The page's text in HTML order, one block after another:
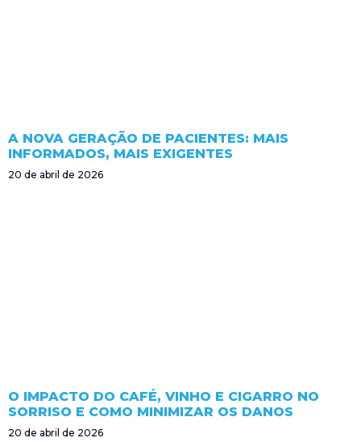
A NOVA GERAÇÃO DE PACIENTES: MAIS
INFORMADOS, MAIS EXIGENTES
20 de abril de 2026
O IMPACTO DO CAFÉ, VINHO E CIGARRO NO
SORRISO E COMO MINIMIZAR OS DANOS
20 de abril de 2026